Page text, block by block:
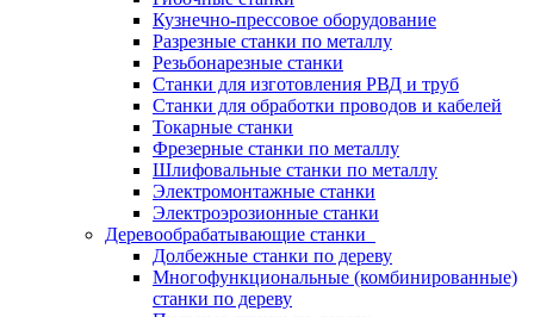
Кузнечно-прессовое оборудование
Разрезные станки по металлу
Резьбонарезные станки
Станки для изготовления РВД и труб
Станки для обработки проводов и кабелей
Токарные станки
Фрезерные станки по металлу
Шлифовальные станки по металлу
Электромонтажные станки
Электроэрозионные станки
Деревообрабатывающие станки
Долбежные станки по дереву
Многофункциональные (комбинированные)
станки по дереву